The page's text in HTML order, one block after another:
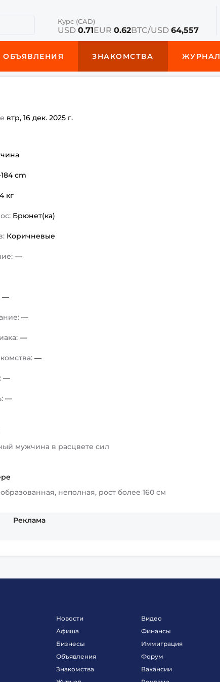
Курс (CAD)
USD 0.71EUR 0.62BTC/USD 64,557
ОБЪЯВЛЕНИЯ ЗНАКОМСТВА ЖУРНАЛ
втр, 16 дек. 2025 г.
cm
кг
Брюнет(ка)
Коричневые
—
—
—
—
—
—
—
мужчина в расцвете сил
неполная, рост более 160 см
Реклама
Новости
Афиша
Бизнесы
Объявления
Знакомства
Видео
Финансы
Иммиграция
Форум
Вакансии